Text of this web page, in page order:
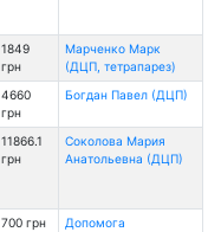
1849
грн
Марченко Марк
(ДЦП, тетрапарез)
4660
грн
Богдан Павел (ДЦП)
11866.1
грн
Соколова Мария
Анатольевна (ДЦП)
700 грн
Допомога